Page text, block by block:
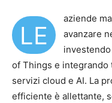
LE
aziende
avanzare
of Things e
servizi cloud e AI. La
efficiente è allettante,